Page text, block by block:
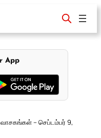
App
வாசகங்கள் – செப்டம்பர் 9,